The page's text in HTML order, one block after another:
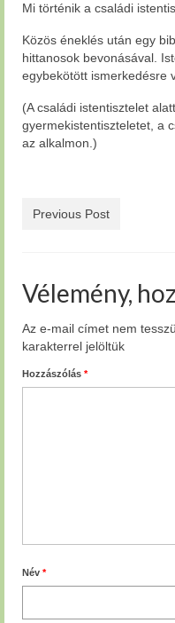
Mi történik a családi
Közös éneklés után egy
hittanosok bevonásával.
egybekötött ismerkedésre
(A családi istentisztelet
gyermekistentiszteletet, a
az alkalmon.)
Previous Post
Vélemény,
Az e-mail címet nem
karakterrel jelöltük
Hozzászólás *
Név *